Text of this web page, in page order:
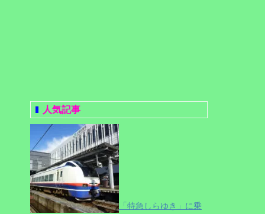
人気記事
「特急しらゆき」に乗